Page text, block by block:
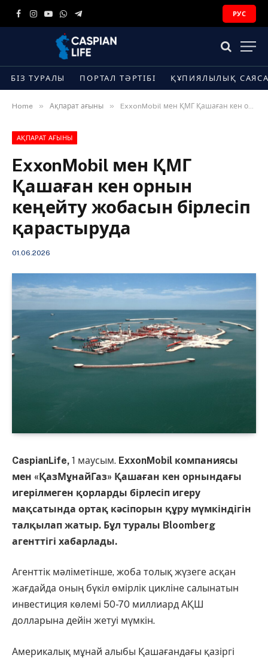
Facebook
Instagram
YouTube
WhatsApp
Telegram
РУС
БІЗ ТУРАЛЫ ПОРТАЛ ТӘРТІБІ ҚҰПИЯЛЫЛЫҚ
Home » Ақпарат ағыны » ExxonMobil мен ҚМГ Қашаған кен орнын кеңейту жобасын бірлесіп қарастыруда
АҚПАРАТ АҒЫНЫ
ExxonMobil мен ҚМГ
Қашаған кен орнын
кеңейту жобасын бірлесіп
қарастыруда
01.06.2026
CaspianLife, 1 маусым. ExxonMobil компаниясы
мен «ҚазМұнайГаз» Қашаған кен орнындағы
игерілмеген қорларды бірлесіп игеру
мақсатында ортақ кәсіпорын құру мүмкіндігін
талқылап жатыр. Бұл туралы Bloomberg
агенттігі хабарлады.
Агенттік мәліметінше, жоба толық жүзеге асқан
жағдайда оның бүкіл өмірлік цикліне салынатын
инвестиция көлемі 50-70 миллиард АҚШ
долларына дейін жетуі мүмкін.
Америкалық мұнай алыбы Қашағандағы қазіргі